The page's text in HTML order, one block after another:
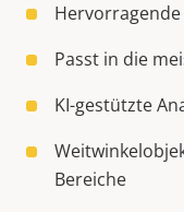
Passt in die
KI-gestützte
Bereiche